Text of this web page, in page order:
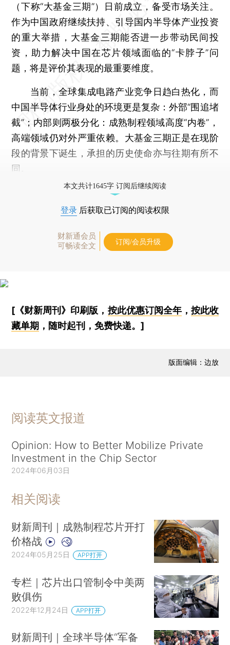
（下称“大基金三期”）日前成立，备受市场关注。
作为中国政府继续扶持、引导国内半导体产业投资
的重大举措，大基金三期能否进一步带动民间投
资，助力解决中国在芯片领域面临的“卡脖子”问
题，将是评价其表现的最重要维度。
当前，全球集成电路产业竞争日趋白热化，而
中国半导体行业身处的环境更是复杂：外部“围追堵
截”；内部则两极分化：成熟制程领域高度“内卷”，
高端领域仍对外严重依赖。大基金三期正是在现阶
段的背景下诞生，承担的历史使命亦与往期有所不
同。
本文共计1645字 订阅后继续阅读
登录 后获取已订阅的阅读权限
财新通会员
可畅读全文
订阅/会员升级
[《财新周刊》印刷版， 按此优惠订阅全年， 按此收
藏单期 ，随时起刊，免费快递。]
版面编辑：边放
阅读英文报道
Opinion: How to Better Mobilize Private
Investment in the Chip Sector
2024年06月03日
相关阅读
财新周刊｜成熟制程芯片开打
价格战
2024年05月25日 APP打开
专栏｜芯片出口管制令中美两
败俱伤
2022年12月24日 APP打开
财新周刊｜全球半导体“军备